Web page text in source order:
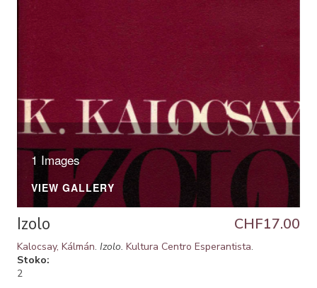
1 Images
VIEW GALLERY
Izolo CHF17.00
Kalocsay, Kálmán. Izolo. Kultura Centro Esperantista.
Stoko
2